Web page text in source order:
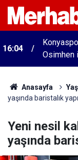
16:04
Osimhen
Anasayfa
yaşında baristalık
Yeni nesil
yaşında